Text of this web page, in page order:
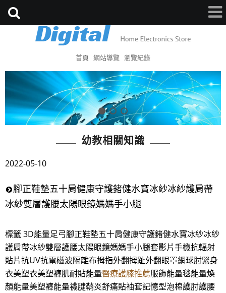
首頁 網站導覽 瀏覽紀錄
幼教相關知識
2022-05-10
腳正鞋墊五十肩健康守護鍺健水寶冰紗冰紗護肩帶
冰紗雙層護腰太陽眼鏡媽媽手小腿
標籤 3D能量足弓腳正鞋墊五十肩健康守護鍺健水寶冰紗冰紗
護肩帶冰紗雙層護腰太陽眼鏡媽媽手小腿套影片手機抗輻射
貼片抗UV抗電磁波隔離布拇指外翻拇趾外翻眼罩網球肘緊身
衣美塑衣美塑褲肌耐貼能量醫療護膝推薦服飾能量毯能量煥
顏能量美塑褲能量襪腱鞘炎舒痛貼袖套記憶型泡棉護肘護腰